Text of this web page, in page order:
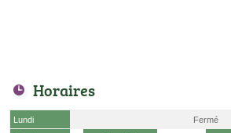
Horaires
Lundi
Fermé